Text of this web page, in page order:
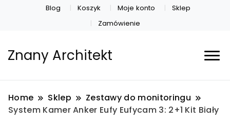
Blog Koszyk Moje konto
Sklep
Zamówienie
Znany Architekt
Home Sklep
Zestawy do monitoringu
System Kamer Anker Eufy Eufycam 3: 2+1 Kit Biały